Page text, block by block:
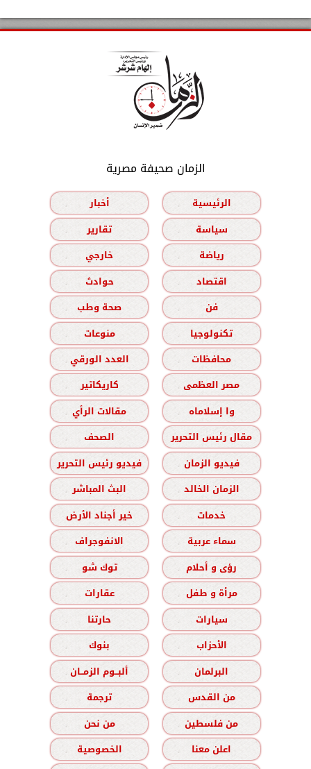
الزمان صحيفة مصرية
الرئيسية
أخبار
سياسة
تقارير
رياضة
خارجي
اقتصاد
حوادث
فن
صحة وطب
تكنولوجيا
منوعات
محافظات
العدد الورقي
مصر العظمى
كاريكاتير
وا إسلاماه
مقالات الرأي
مقال رئيس التحرير
الصحف
فيديو الزمان
فيديو رئيس التحرير
الزمان الخالد
البث المباشر
خدمات
خير أجناد الأرض
سماء عربية
الانفوجراف
رؤى و أحلام
توك شو
مرأة و طفل
عقارات
سيارات
حارتنا
الأحزاب
بنوك
البرلمان
ألبــوم الزمــان
من القدس
ترجمة
من فلسطين
من نحن
اعلن معنا
الخصوصية